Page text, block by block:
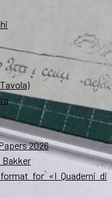
2026
for «I Quaderni di